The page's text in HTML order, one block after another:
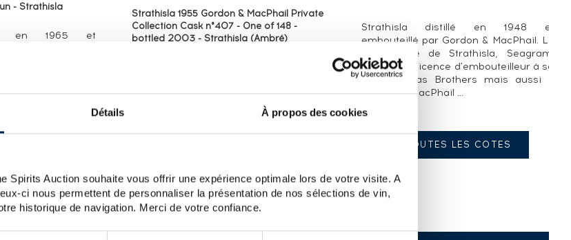
Détails À propos des cookies
Spirits Auction souhaite vous offrir une expérience optimale lors de votre visite. A
ci nous permettent de personnaliser la présentation de nos sélections de vin,
historique de navigation. Merci de votre confiance.
- Strathisla
en 1965 et
COTES
Strathisla 1955 Gordon & MacPhail Private
Collection Cask n°407 - One of 148 -
bottled 2003 - Strathisla (Ambré)
1895 par James Gordon et John
TOUTES LES COTES
Strathisla distillé en 1948 et
embouteillé par Gordon & MacPhail. Le
propriétaire de Strathisla, Seagram,
donne une licence d'embouteilleur à sa
filiale Chivas Brothers mais aussi à
Gordon & MacPhail ...
TOUTES LES COTES